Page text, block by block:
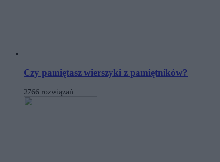
Czy pamiętasz wierszyki z pamiętników?
2766 rozwiązań